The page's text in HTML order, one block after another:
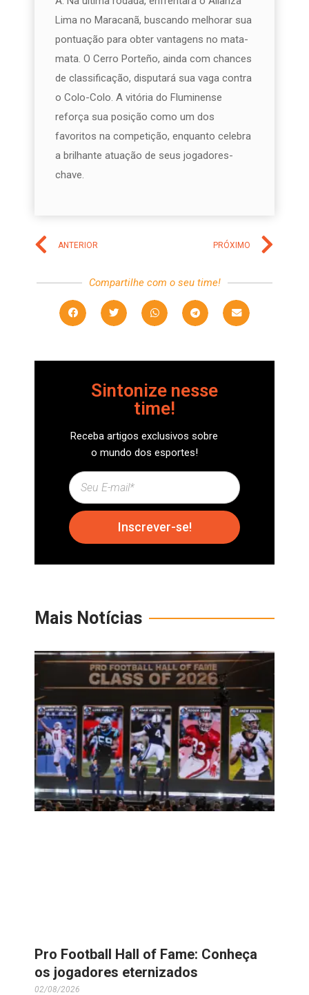
Lima no Maracanã, buscando melhorar sua
pontuação para obter vantagens no mata-
mata. O Cerro Porteño, ainda com chances
de classificação, disputará sua vaga contra
o Colo-Colo. A vitória do Fluminense
reforça sua posição como um dos
favoritos na competição, enquanto celebra
a brilhante atuação de seus jogadores-
chave.
ANTERIOR PRÓXIMO
Compartilhe com o seu time!
Sintonize nesse
time!
Receba artigos exclusivos sobre
o mundo dos esportes!
Inscrever-se!
Mais Notícias
Pro Football Hall of Fame: Conheça
os jogadores eternizados
02/08/2026